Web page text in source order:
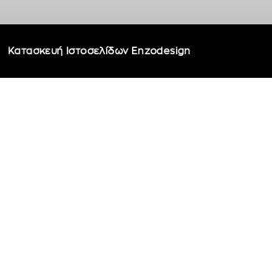
Κατασκευή Ιστοσελίδων Enzodesign